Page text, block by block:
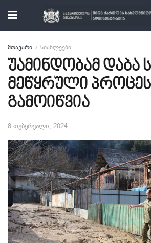
მთავარი სიახლეები
უამინდობამ დაბა
მეწყრული
გამოიწვია
8 თებერვალი, 2024